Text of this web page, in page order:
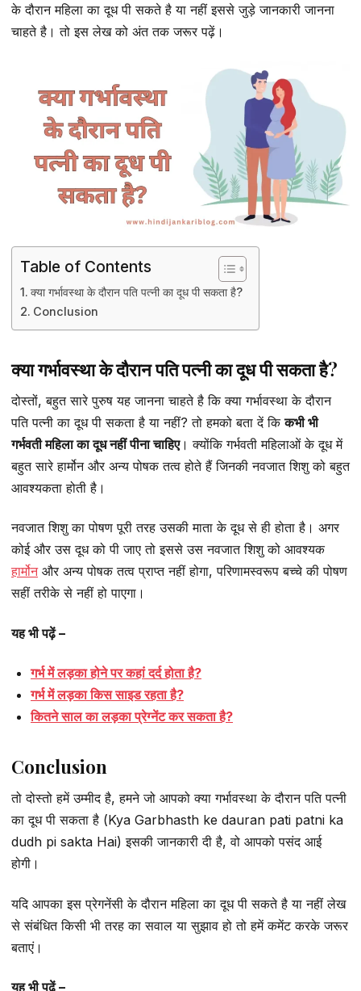
के दौरान महिला का दूध पी सकते है या नहीं इससे जुड़े जानकारी जानना
चाहते है। तो इस लेख को अंत तक जरूर पढ़ें।
Table of Contents
क्या गर्भावस्था के दौरान पति पत्नी का दूध पी सकता है?
Conclusion
क्या गर्भावस्था के दौरान पति पत्नी का दूध पी सकता है?
दोस्तों, बहुत सारे पुरुष यह जानना चाहते है कि क्या गर्भावस्था के दौरान
पति पत्नी का दूध पी सकता है या नहीं? तो हमको बता दें किकभी भी
गर्भवती महिला का दूध नहीं पीना चाहिए। क्योंकि गर्भवती महिलाओं के दूध में
बहुत सारे हार्मोन और अन्य पोषक तत्व होते हैं जिनकी नवजात शिशु को बहुत
आवश्यकता होती है।
नवजात शिशु का पोषण पूरी तरह उसकी माता के दूध से ही होता है। अगर
कोई और उस दूध को पी जाए तो इससे उस नवजात शिशु को आवश्यक
हार्मोनऔर अन्य पोषक तत्व प्राप्त नहीं होगा, परिणामस्वरूप बच्चे की पोषण
सहीं तरीके से नहीं हो पाएगा।
यह भी पढ़ें –
गर्भ में लड़का होने पर कहां दर्द होता है?
गर्भ में लड़का किस साइड रहता है?
कितने साल का लड़का प्रेग्नेंट कर सकता है?
Conclusion
तो दोस्तो हमें उम्मीद है, हमने जो आपको क्या गर्भावस्था के दौरान पति पत्नी
का दूध पी सकता है (Kya Garbhasth ke dauran pati patni ka
dudh pi sakta Hai) इसकी जानकारी दी है, वो आपको पसंद आई
होगी।
यदि आपका इस प्रेगनेंसी के दौरान महिला का दूध पी सकते है या नहीं लेख
से संबंधित किसी भी तरह का सवाल या सुझाव हो तो हमें कमेंट करके जरूर
बताएं।
यह भी पढ़ें –